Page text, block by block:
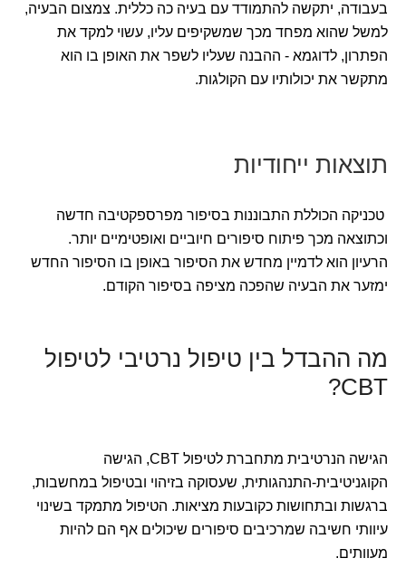
בעבודה, יתקשה להתמודד עם בעיה כה כללית. צמצום הבעיה,
למשל שהוא מפחד מכך שמשקיפים עליו, עשוי למקד את
הפתרון, לדוגמא - ההבנה שעליו לשפר את האופן בו הוא
מתקשר את יכולותיו עם הקולגות.
תוצאות ייחודיות
טכניקה הכוללת התבוננות בסיפור מפרספקטיבה חדשה
וכתוצאה מכך פיתוח סיפורים חיוביים ואופטימיים יותר.
הרעיון הוא לדמיין מחדש את הסיפור באופן בו הסיפור החדש
ימזער את הבעיה שהפכה מציפה בסיפור הקודם.
מה ההבדל בין טיפול נרטיבי לטיפול
CBT?
הגישה הנרטיבית מתחברת לטיפול CBT, הגישה
הקוגניטיבית-התנהגותית, שעסוקה בזיהוי ובטיפול במחשבות,
ברגשות ובתחושות כקובעות מציאות. הטיפול מתמקד בשינוי
עיוותי חשיבה שמרכיבים סיפורים שיכולים אף הם להיות
מעוותים.